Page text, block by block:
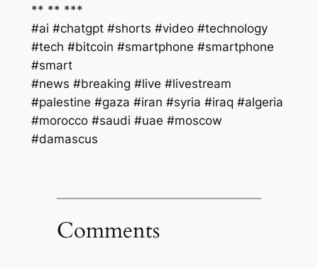
** ** ***
#ai #chatgpt #shorts #video #technology
#tech #bitcoin #smartphone #smartphone
#smart
#palestine #gaza #iran #syria #iraq #algeria
#morocco #saudi #uae #moscow
#damascus
Comments